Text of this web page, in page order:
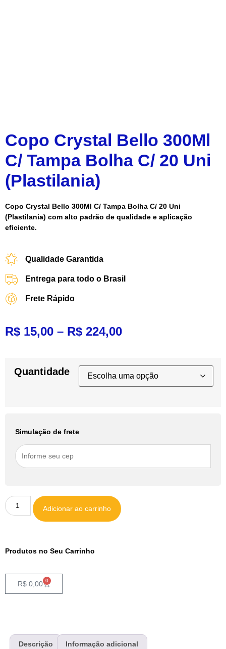
Copo Crystal Bello 300Ml
C/ Tampa Bolha C/ 20 Uni
(Plastilania)
Copo Crystal Bello 300Ml C/ Tampa Bolha C/ 20 Uni
(Plastilania) com alto padrão de qualidade e aplicação
eficiente.
Qualidade Garantida
Entrega para todo o Brasil
Frete Rápido
R$ 15,00 – R$ 224,00
Quantidade
Simulação de frete
Adicionar ao carrinho
Produtos no Seu Carrinho
R$ 0,00 0
Descrição Informação adicional